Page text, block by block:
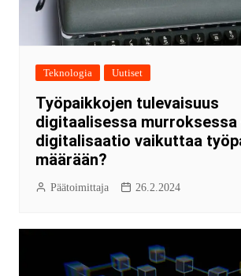
Teknologia Uutiset
Työpaikkojen tulevaisuus
digitaalisessa murroksessa
digitalisaatio vaikuttaa
määrään?
Päätoimittaja 26.2.2024